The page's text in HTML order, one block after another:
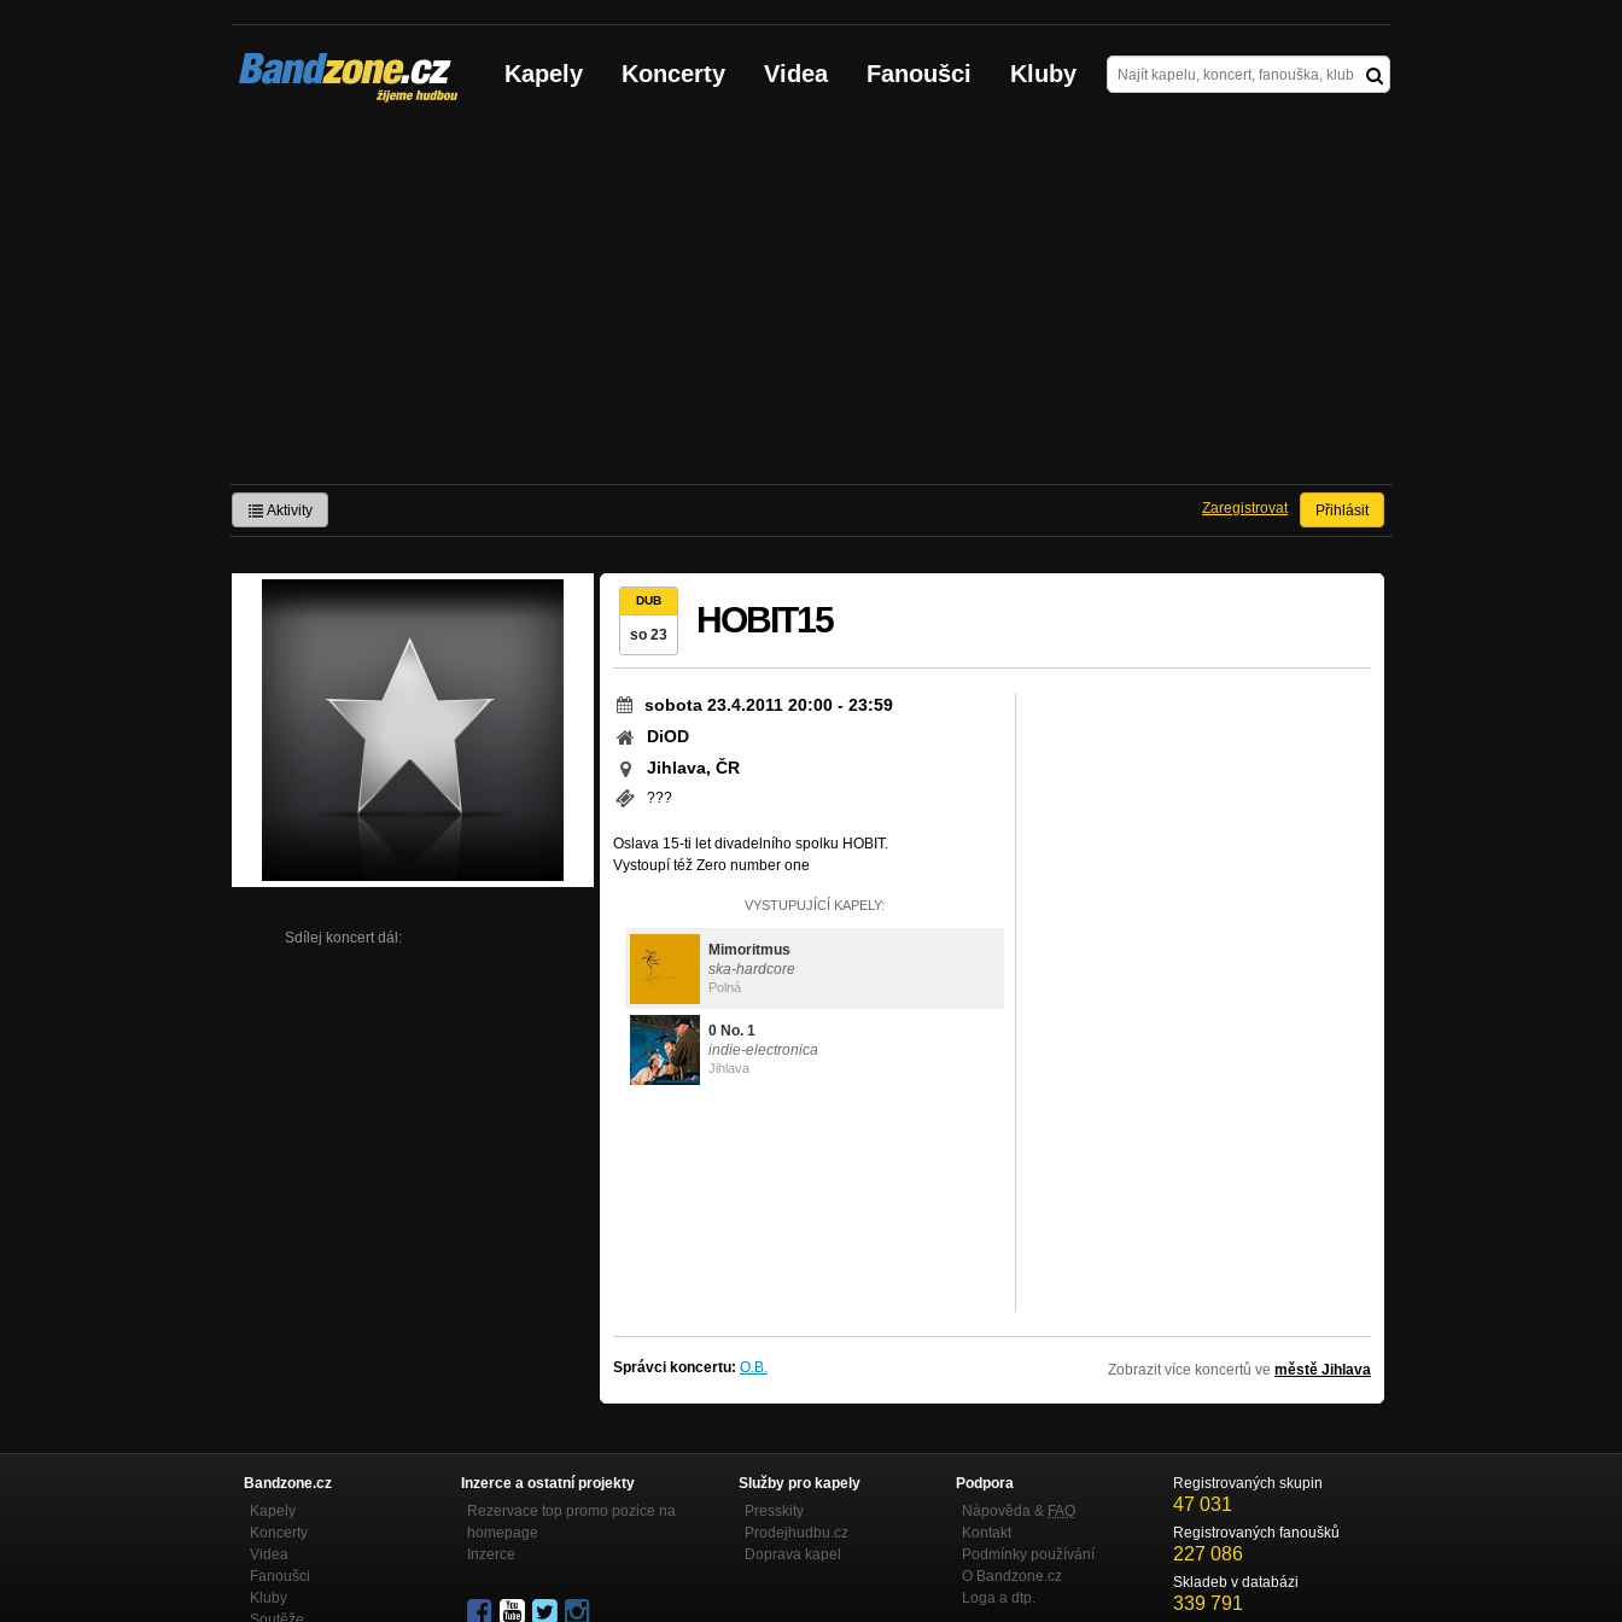
Bandzone.cz
žijeme hudbou Kapely Koncerty Videa Fanoušci Kluby
Aktivity Přihlásit
Zaregistrovat
Sdílej koncert dál:
DUB
so 23 HOBIT15
sobota 23.4.2011 20:00 - 23:59
DiOD
Jihlava, ČR
???
Oslava 15-ti let divadelního spolku HOBIT.
Vystoupí též Zero number one
VYSTUPUJÍCÍ KAPELY:
Mimoritmus
ska-hardcore
Polná
0 No. 1
indie-electronica
Jihlava
Správci koncertu: O.B. Zobrazit více koncertů ve městě Jihlava
Bandzone.cz
Kapely
Koncerty
Videa
Fanoušci
Kluby
Inzerce a ostatní projekty
Rezervace top promo pozice na
homepage
Inzerce
Služby pro kapely
Presskity
Prodejhudbu.cz
Doprava kapel
Podpora
Nápověda & FAQ
Kontakt
Podmínky používání
O Bandzone.cz
Loga a dtp.
Registrovaných skupin
47 031
Registrovaných fanoušků
227 086
Skladeb v databázi
339 791